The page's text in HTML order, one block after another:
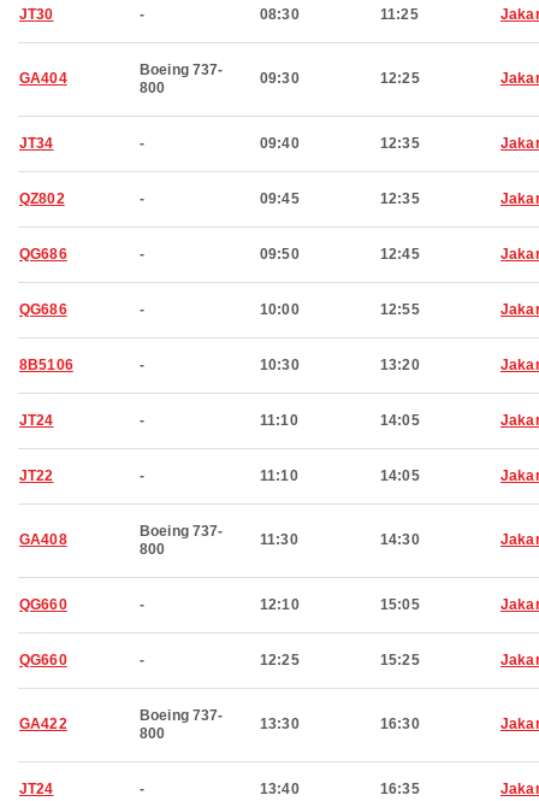
JT30 - 08:30 11:25
GA404
Boeing 737-
800
09:30 12:25
JT34 - 09:40 12:35
QZ802 - 09:45 12:35
QG686 - 09:50 12:45
QG686 - 10:00 12:55
8B5106 - 10:30 13:20
JT24 - 11:10 14:05
JT22 - 11:10 14:05
GA408
Boeing 737-
800
11:30 14:30
QG660 - 12:10 15:05
QG660 - 12:25 15:25
GA422
Boeing 737-
800
13:30 16:30
JT24 - 13:40 16:35